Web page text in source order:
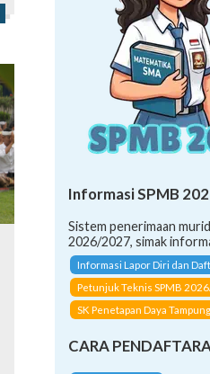
Informasi SPMB
Sistem penerimaan
2026/2027, simak
Informasi Lapor Diri dan
Petunjuk Teknis SPMB
SK Penetapan Daya
CARA